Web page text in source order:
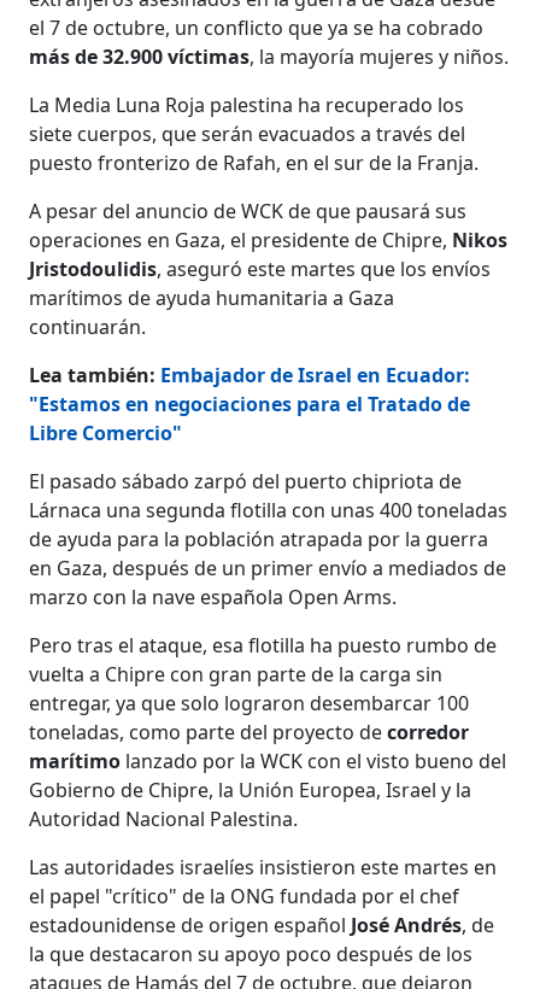
el 7 de octubre, un conflicto que ya se ha cobrado
más de 32.900 víctimas, la mayoría mujeres y niños.
La Media Luna Roja palestina ha recuperado los
siete cuerpos, que serán evacuados a través del
puesto fronterizo de Rafah, en el sur de la Franja.
A pesar del anuncio de WCK de que pausará sus
operaciones en Gaza, el presidente de Chipre, Nikos
Jristodoulidis, aseguró este martes que los envíos
marítimos de ayuda humanitaria a Gaza
continuarán.
Lea también: Embajador de Israel en Ecuador:
"Estamos en negociaciones para el Tratado de
Libre Comercio"
El pasado sábado zarpó del puerto chipriota de
Lárnaca una segunda flotilla con unas 400 toneladas
de ayuda para la población atrapada por la guerra
en Gaza, después de un primer envío a mediados de
marzo con la nave española Open Arms.
Pero tras el ataque, esa flotilla ha puesto rumbo de
vuelta a Chipre con gran parte de la carga sin
entregar, ya que solo lograron desembarcar 100
toneladas, como parte del proyecto decorredor
marítimo lanzado por la WCK con el visto bueno del
Gobierno de Chipre, la Unión Europea, Israel y la
Autoridad Nacional Palestina.
Las autoridades israelíes insistieron este martes en
el papel "crítico" de la ONG fundada por el chef
estadounidense de origen español José Andrés, de
la que destacaron su apoyo poco después de los
ataques de Hamás del 7 de octubre, que dejaron